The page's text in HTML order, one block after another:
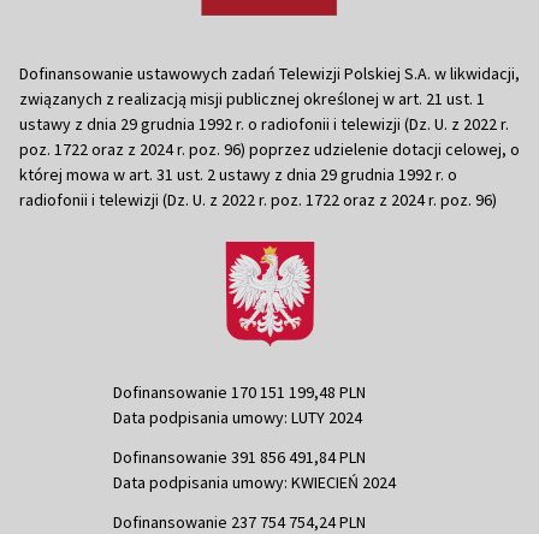
Dofinansowanie ustawowych zadań Telewizji Polskiej S.A. w likwidacji,
związanych z realizacją misji publicznej określonej w art. 21 ust. 1
ustawy z dnia 29 grudnia 1992 r. o radiofonii i telewizji (Dz. U. z 2022 r.
poz. 1722 oraz z 2024 r. poz. 96) poprzez udzielenie dotacji celowej, o
której mowa w art. 31 ust. 2 ustawy z dnia 29 grudnia 1992 r. o
radiofonii i telewizji (Dz. U. z 2022 r. poz. 1722 oraz z 2024 r. poz. 96)
Dofinansowanie 170 151 199,48 PLN
Data podpisania umowy: LUTY 2024
Dofinansowanie 391 856 491,84 PLN
Data podpisania umowy: KWIECIEŃ 2024
Dofinansowanie 237 754 754,24 PLN